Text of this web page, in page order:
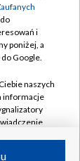
i
poniżej, a
Google.
naszych
informacje